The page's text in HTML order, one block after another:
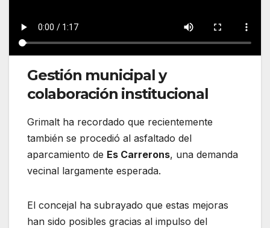
Gestión municipal y
colaboración institucional
Grimalt ha recordado que recientemente
también se procedió al asfaltado del
aparcamiento de Es Carrerons, una demanda
vecinal largamente esperada.
El concejal ha subrayado que estas mejoras
han sido posibles gracias al impulso del